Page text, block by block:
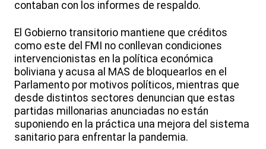
contaban con los informes de respaldo.
El Gobierno transitorio mantiene que créditos
como este del FMI no conllevan condiciones
intervencionistas en la política económica
boliviana y acusa al MAS de bloquearlos en el
Parlamento por motivos políticos, mientras que
desde distintos sectores denuncian que estas
partidas millonarias anunciadas no están
suponiendo en la práctica una mejora del sistema
sanitario para enfrentar la pandemia.